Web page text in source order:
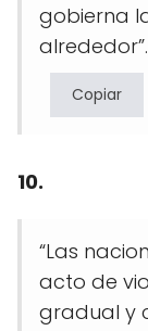
gobierna
alrededor”.
Copiar
10.
“Las
acto de
gradual y